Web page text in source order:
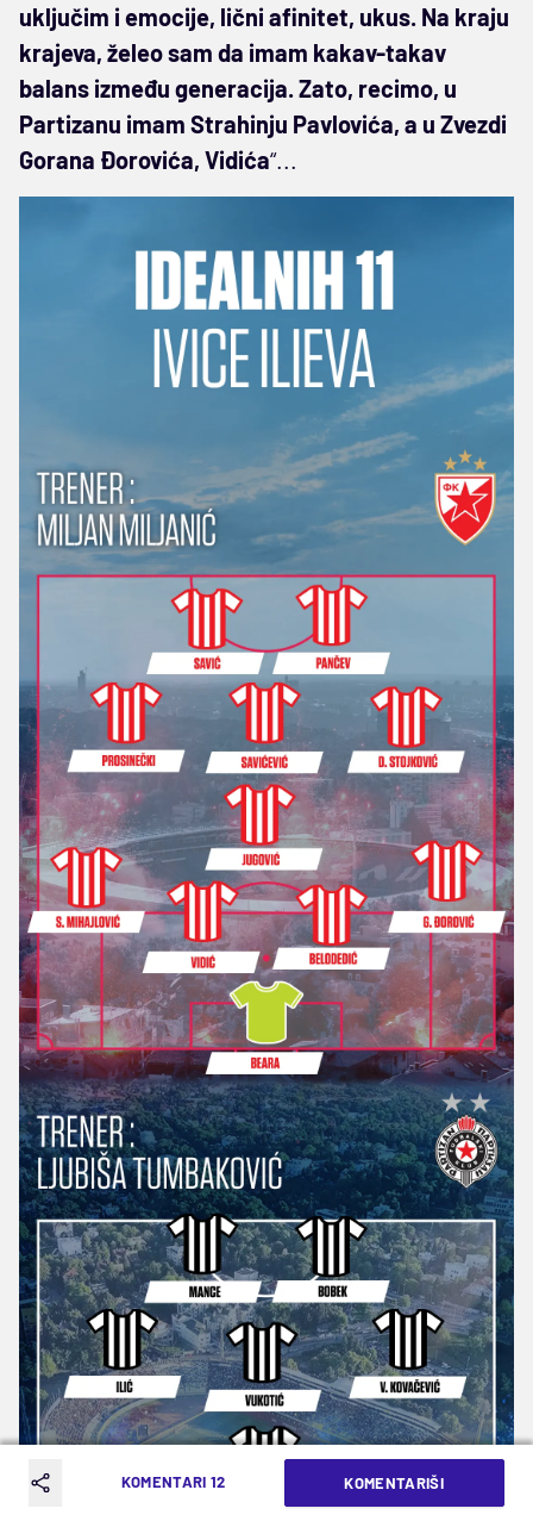
uključim i emocije, lični afinitet, ukus. Na kraju
krajeva, želeo sam da imam kakav-takav
balans između generacija. Zato, recimo, u
Partizanu imam Strahinju Pavlovića, a u Zvezdi
Gorana Đorovića, Vidića“...
KOMENTARI 12 KOMENTARIŠI